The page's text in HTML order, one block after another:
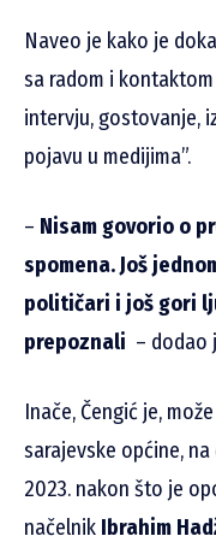
Naveo je kako je
sa radom i
intervju, gostovanje,
pojavu u medijima”.
– Nisam govorio o
spomena. Još
političari i još gori
prepoznali – dodao
Inače, Čengić je,
sarajevske općine,
2023. nakon što je
načelnik Ibrahim